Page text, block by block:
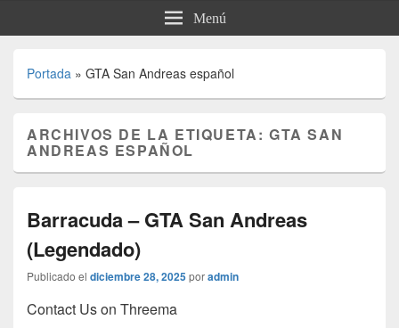
Menú
Portada » GTA San Andreas español
ARCHIVOS DE LA ETIQUETA:GTA SAN
ANDREAS ESPAÑOL
Barracuda – GTA San Andreas
(Legendado)
Publicado el diciembre 28, 2025poradmin
Contact Us on Threema